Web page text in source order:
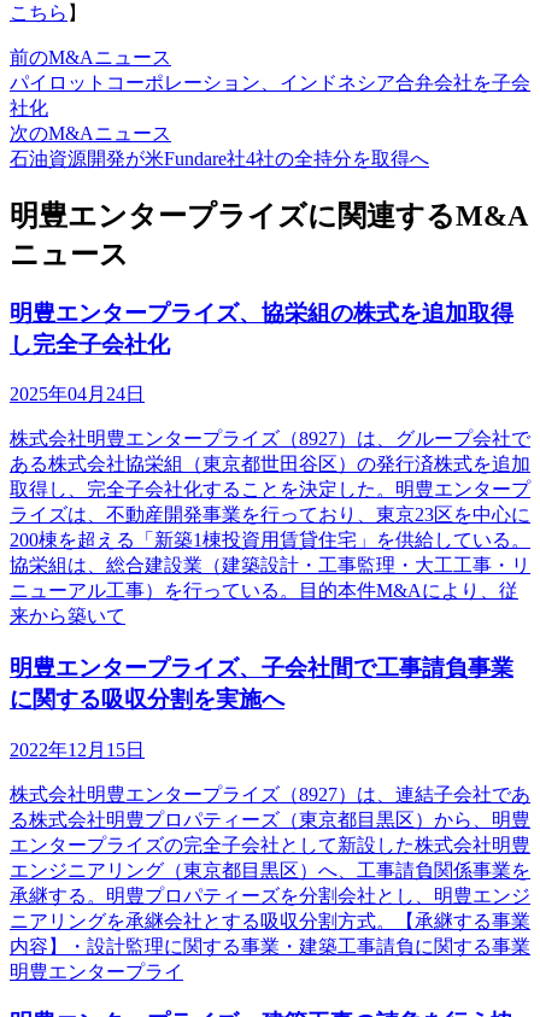
こちら 】
前のM&Aニュース
パイロットコーポレーション、インドネシア合弁会社を子会
社化
次のM&Aニュース
石油資源開発が米Fundare社4社の全持分を取得へ
明豊エンタープライズに関連するM&A
ニュース
明豊エンタープライズ、協栄組の株式を追加取得
し完全子会社化
2025年04月24日
株式会社明豊エンタープライズ（8927）は、グループ会社で
ある株式会社協栄組（東京都世田谷区）の発行済株式を追加
取得し、完全子会社化することを決定した。明豊エンタープ
ライズは、不動産開発事業を行っており、東京23区を中心に
200棟を超える「新築1棟投資用賃貸住宅」を供給している。
協栄組は、総合建設業（建築設計・工事監理・大工工事・リ
ニューアル工事）を行っている。目的本件M&Aにより、従
来から築いて
明豊エンタープライズ、子会社間で工事請負事業
に関する吸収分割を実施へ
2022年12月15日
株式会社明豊エンタープライズ（8927）は、連結子会社であ
る株式会社明豊プロパティーズ（東京都目黒区）から、明豊
エンタープライズの完全子会社として新設した株式会社明豊
エンジニアリング（東京都目黒区）へ、工事請負関係事業を
承継する。明豊プロパティーズを分割会社とし、明豊エンジ
ニアリングを承継会社とする吸収分割方式。【承継する事業
内容】・設計監理に関する事業・建築工事請負に関する事業
明豊エンタープライ